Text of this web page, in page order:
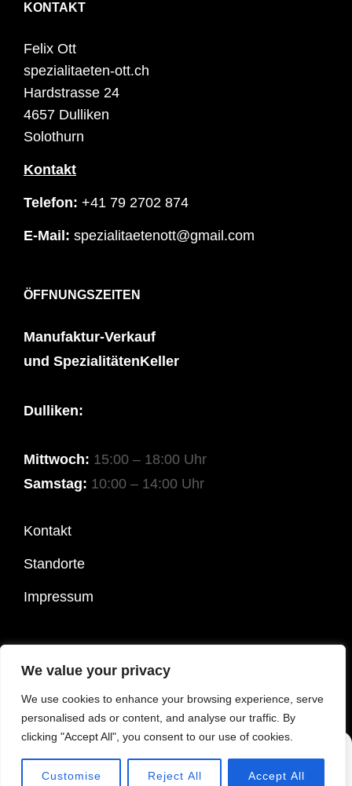
We value your privacy
We use cookies to enhance your browsing experience, serve
personalised ads or content, and analyse our traffic. By
clicking "Accept All", you consent to our use of cookies.
Customise Reject All Accept All
KONTAKT
Felix Ott
spezialitaeten-ott.ch
Hardstrasse 24
4657 Dulliken
Solothurn
Kontakt
Telefon: +41 79 2702 874
E-Mail: spezialitaetenott@gmail.com
ÖFFNUNGSZEITEN
Manufaktur-Verkauf
und SpezialitätenKeller
Dulliken:
Mittwoch: 15:00 – 18:00 Uhr
Samstag: 10:00 – 14:00 Uhr
Kontakt
Standorte
Impressum
COPYRIGHT © 2026
DARK BYCATCH THEMES